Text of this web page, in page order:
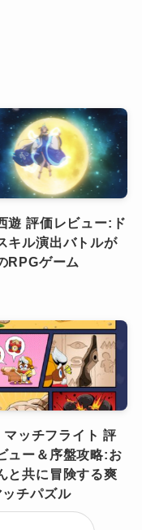
遊 評価レビュー:ド
キル演出バトルが
RPGゲーム
ッチフライト 評
ュー＆序盤攻略:お
と共に冒険する爽
チパズル